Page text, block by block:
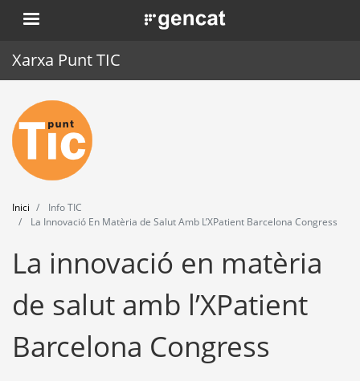
Vés
al
. Obre en una nova finestra.
Xarxa Punt TIC
Inici
Punt TIC
Actualitat
Agenda
Formació
Eines
Inici
Info TIC
La Innovació En Matèria de Salut Amb L’XPatient Barcelona Congress
La innovació en matèria
de salut amb l’XPatient
Barcelona Congress